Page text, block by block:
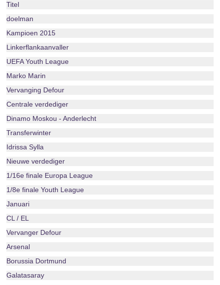
Titel
doelman
Kampioen 2015
Linkerflankaanvaller
UEFA Youth League
Marko Marin
Vervanging Defour
Centrale verdediger
Dinamo Moskou - Anderlecht
Transferwinter
Idrissa Sylla
Nieuwe verdediger
1/16e finale Europa League
1/8e finale Youth League
Januari
CL / EL
Vervanger Defour
Arsenal
Borussia Dortmund
Galatasaray